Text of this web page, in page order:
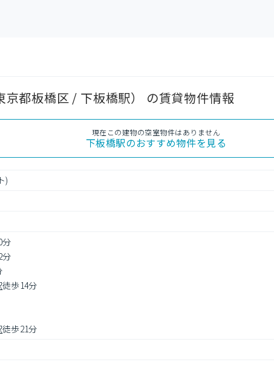
京都板橋区 / 下板橋駅） の賃貸物件情報
現在この建物の空室物件はありません
下板橋駅のおすすめ物件を見る
)
分
分
徒歩14分
徒歩21分